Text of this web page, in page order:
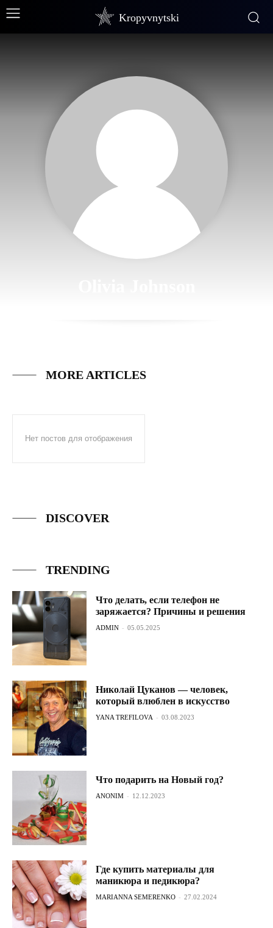
Kropyvnytski
MORE ARTICLES
Нет постов для отображения
DISCOVER
TRENDING
Что делать, если телефон не
заряжается? Причины и решения
ADMIN - 05.05.2025
Николай Цуканов — человек,
который влюблен в искусство
YANA TREFILOVA - 03.08.2023
Что подарить на Новый год?
ANONIM - 12.12.2023
Где купить материалы для
маникюра и педикюра?
MARIANNA SEMERENKO - 27.02.2024